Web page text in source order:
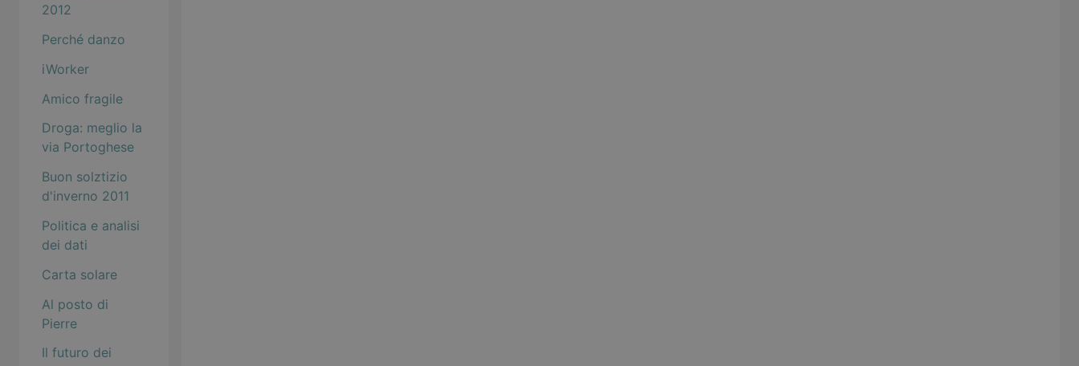
2012
Perché danzo
iWorker
Amico fragile
Droga: meglio la
via Portoghese
Buon solztizio
d'inverno 2011
Politica e analisi
dei dati
Carta solare
Al posto di
Pierre
Il futuro dei